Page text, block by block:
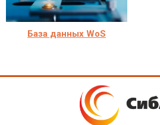
База данных WoS